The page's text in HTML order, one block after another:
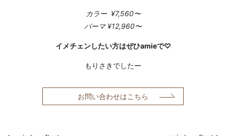
カラー ¥7,560〜
パーマ ¥12,960〜
イメチェンしたい方はぜひamieで♡
もりさきでしたー
お問い合わせはこちら